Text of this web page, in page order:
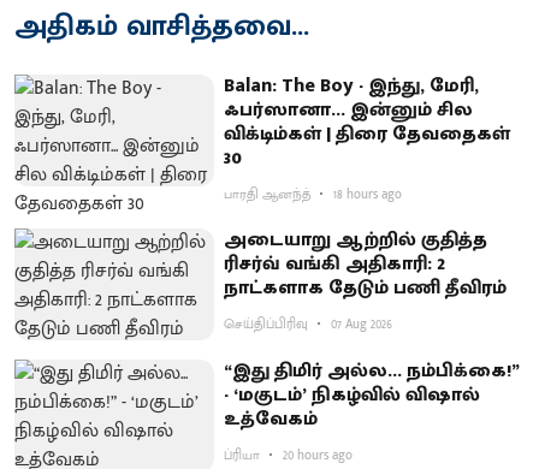
அதிகம் வாசித்தவை...
Balan: The Boy - இந்து, மேரி,
ஃபர்ஸானா... இன்னும் சில
விக்டிம்கள் | திரை தேவதைகள்
30
பாரதி ஆனந்த் 18 hours ago
அடையாறு ஆற்றில் குதித்த
ரிசர்வ் வங்கி அதிகாரி: 2
நாட்களாக தேடும் பணி தீவிரம்
செய்திப்பிரிவு 07 Aug 2026
“இது திமிர் அல்ல... நம்பிக்கை!”
- ‘மகுடம்’ நிகழ்வில் விஷால்
உத்வேகம்
ப்ரியா 20 hours ago